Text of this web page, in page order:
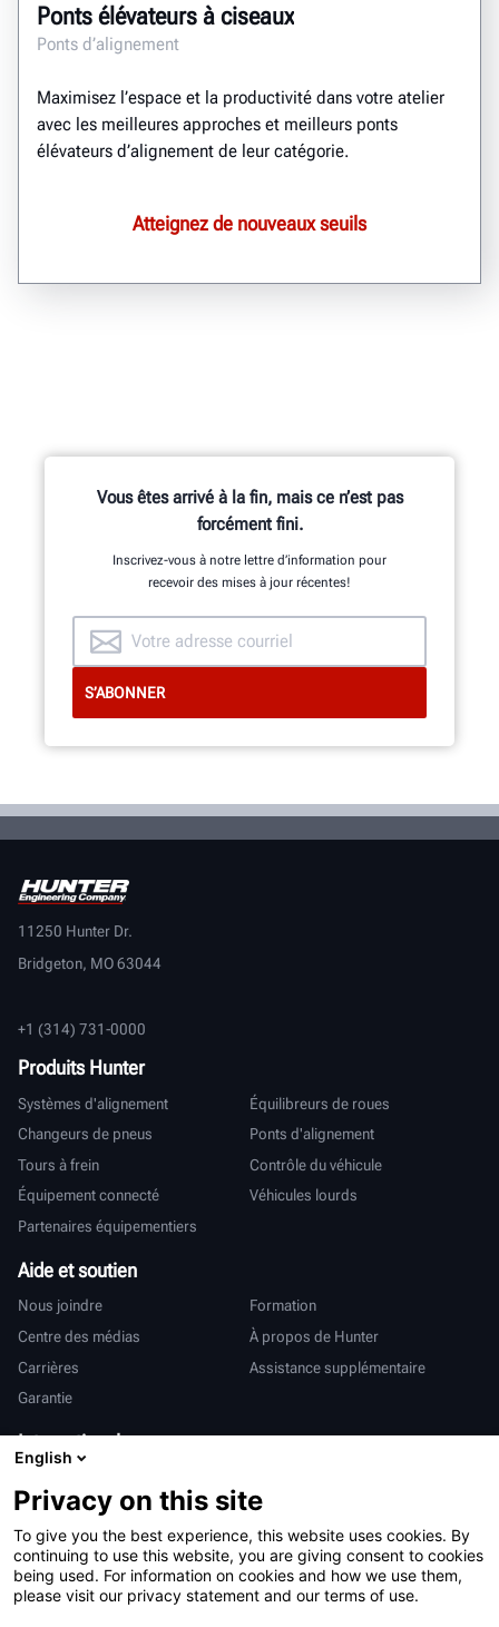
Ponts élévateurs à ciseaux
Ponts d’alignement
Maximisez l’espace et la productivité dans votre atelier
avec les meilleures approches et meilleurs ponts
élévateurs d’alignement de leur catégorie.
Atteignez de nouveaux seuils
Vous êtes arrivé à la fin, mais ce n’est pas
forcément fini.
Inscrivez-vous à notre lettre d’information pour
recevoir des mises à jour récentes!
11250 Hunter Dr.
Bridgeton, MO 63044
+1 (314) 731-0000
Produits Hunter
Systèmes d'alignement
Équilibreurs de roues
Changeurs de pneus
Ponts d'alignement
Tours à frein
Contrôle du véhicule
Équipement connecté
Véhicules lourds
Partenaires équipementiers
Aide et soutien
Nous joindre
Formation
Centre des médias
À propos de Hunter
Carrières
Assistance supplémentaire
Garantie
International
亨特中国
English
Privacy on this site
To give you the best experience, this website uses cookies. By
continuing to use this website, you are giving consent to cookies
being used. For information on cookies and how we use them,
please visit our privacy statement and our terms of use.